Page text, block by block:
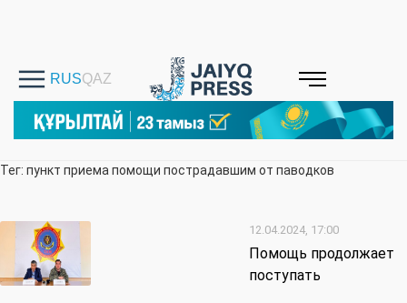
Тег: пункт приема помощи пострадавшим от паводков
12.04.2024, 17:00
Помощь продолжает
поступать